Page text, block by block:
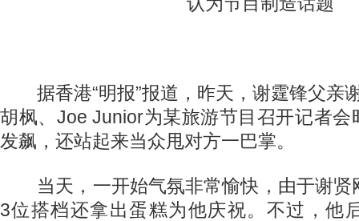
据香港“明报”报道，昨天，谢霆锋父亲
胡枫、Joe Junior为某旅游节目召开记者会
发飙，还站起来当众甩对方一巴掌。
当天，一开始气氛非常愉快，由于谢贤
3位搭档还拿出蛋糕为他庆祝。不过，他